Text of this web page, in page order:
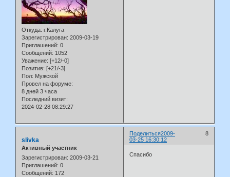
Откуда: г.Калуга
Зарегистрирован: 2009-03-19
Приглашений: 0
Сообщений: 1052
Уважение: [+12/-0]
Позитив: [+21/-3]
Пол: Мужской
Провел на форуме:
8 дней 3 часа
Последний визит:
2024-02-28 08:29:27
Поделиться 8
2009-
03-25 16:30:12
slivka
Активный участник
Зарегистрирован: 2009-03-21
Приглашений: 0
Сообщений: 172
Спасибо